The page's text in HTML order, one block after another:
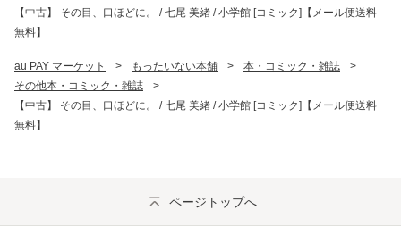
【中古】 その目、口ほどに。 / 七尾 美緒 / 小学館 [コミック]【メール便送料
無料】
au PAY マーケット > もったいない本舗 > 本・コミック・雑誌
>
その他本・コミック・雑誌
>
【中古】 その目、口ほどに。 / 七尾 美緒 / 小学館 [コミック]【メール便送料
無料】
ページトップへ